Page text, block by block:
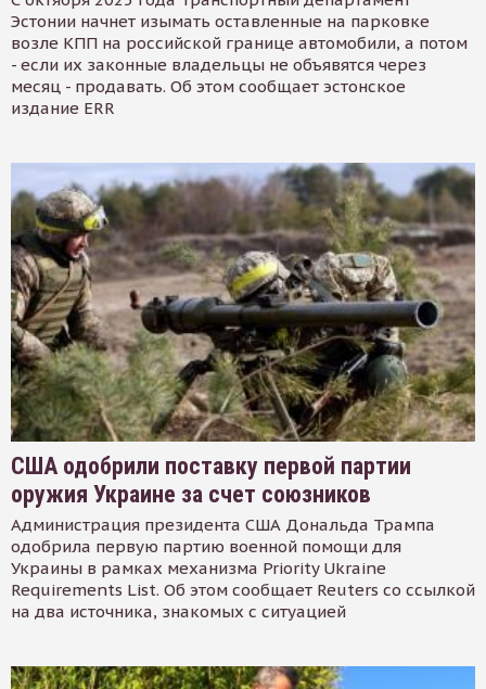
Эстонии начнет изымать оставленные на парковке
возле КПП на российской границе автомобили, а потом
- если их законные владельцы не объявятся через
месяц - продавать. Об этом сообщает эстонское
издание ERR
США одобрили поставку первой партии
оружия Украине за счет союзников
Администрация президента США Дональда Трампа
одобрила первую партию военной помощи для
Украины в рамках механизма Priority Ukraine
Requirements List. Об этом сообщает Reuters со ссылкой
на два источника, знакомых с ситуацией